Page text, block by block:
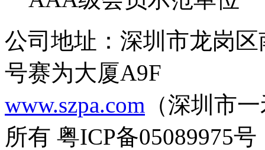
公司地址：深圳市龙岗
号赛为大厦A9F
www.szpa.com （深圳市
所有 粤ICP备05089975号